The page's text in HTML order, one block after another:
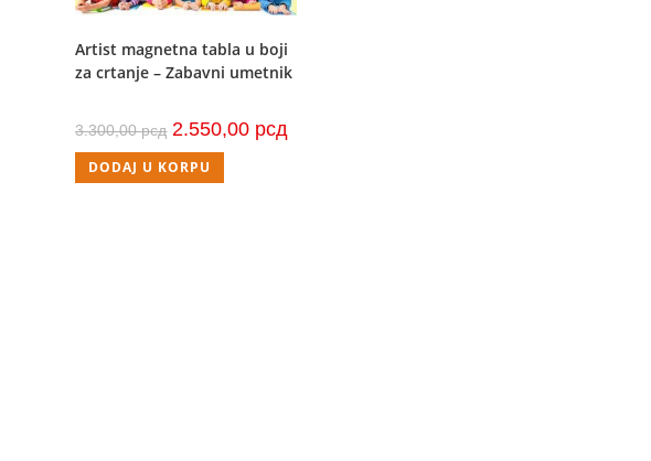
Artist magnetna tabla u boji
za crtanje – Zabavni umetnik
3.300,00рсд Originalna
cena
je
bila:
3.300,00 рсд.
2.550,00 рсд
cena
DODAJ U KORPU